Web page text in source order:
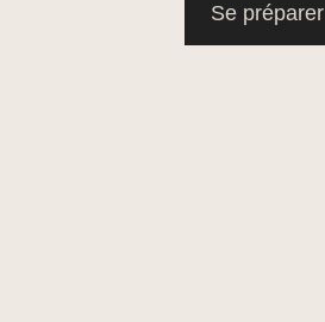
Se préparer